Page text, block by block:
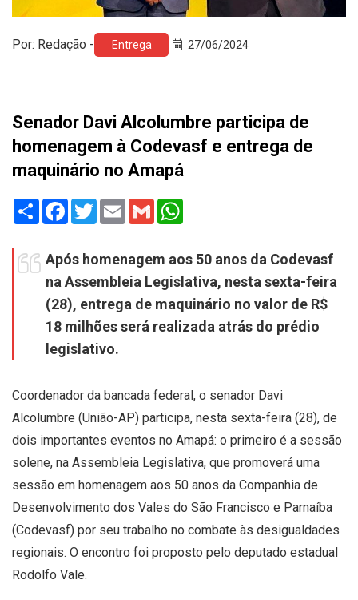
Por: Redação - Entrega 27/06/2024
Senador Davi Alcolumbre participa de
homenagem à Codevasf e entrega de
maquinário no Amapá
Share Facebook
TwitterEmail Gmail
Após homenagem aos 50 anos da Codevasf
na Assembleia Legislativa, nesta sexta-feira
(28), entrega de maquinário no valor de R$
18 milhões será realizada atrás do prédio
legislativo.
Coordenador da bancada federal, o senador Davi
Alcolumbre (União-AP) participa, nesta sexta-feira (28), de
dois importantes eventos no Amapá: o primeiro é a sessão
solene, na Assembleia Legislativa, que promoverá uma
sessão em homenagem aos 50 anos da Companhia de
Desenvolvimento dos Vales do São Francisco e Parnaíba
(Codevasf) por seu trabalho no combate às desigualdades
regionais. O encontro foi proposto pelo deputado estadual
Rodolfo Vale.